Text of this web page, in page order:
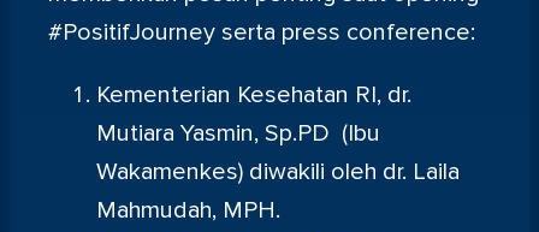
#PositifJourney serta press conference:
Kementerian Kesehatan RI, dr.
Mutiara Yasmin, Sp.PD (Ibu
Wakamenkes) diwakili oleh dr. Laila
Mahmudah, MPH.